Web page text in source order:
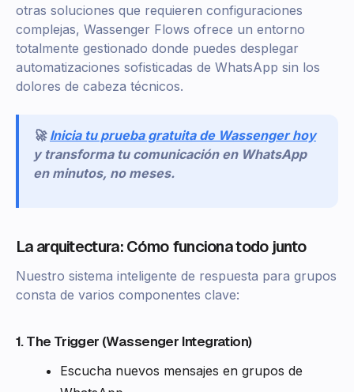
otras soluciones que requieren configuraciones
complejas, Wassenger Flows ofrece un entorno
totalmente gestionado donde puedes desplegar
automatizaciones sofisticadas de WhatsApp sin los
dolores de cabeza técnicos.
🚀 Inicia tu prueba gratuita de Wassenger hoy
y transforma tu comunicación en WhatsApp
en minutos, no meses.
La arquitectura: Cómo funciona todo junto
Nuestro sistema inteligente de respuesta para grupos
consta de varios componentes clave:
1. The Trigger (Wassenger Integration)
Escucha nuevos mensajes en grupos de